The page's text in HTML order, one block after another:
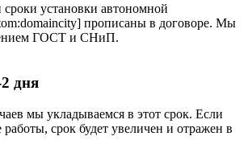
сроки установки автономной
прописаны в договоре. Мы
ГОСТ и СНиП.
дня
мы укладываемся в этот срок. Если
срок будет увеличен и отражен в